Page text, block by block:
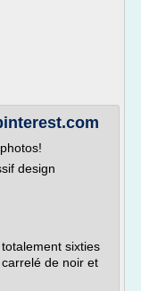
design
sixties
de noir et